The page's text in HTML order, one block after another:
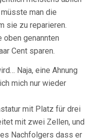
man die
sie zu reparieren.
oben genannten
Cent sparen.
Naja, eine Ahnung
mich nur wieder
mit Platz für drei
mit zwei Zellen, und
Nachfolgers dass er